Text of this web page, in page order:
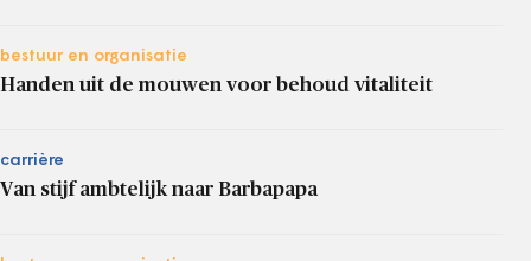
bestuur en organisatie
Handen uit de mouwen voor behoud vitaliteit
carrière
Van stijf ambtelijk naar Barbapapa